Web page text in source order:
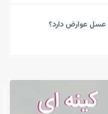
عسل عوارض دارد؟